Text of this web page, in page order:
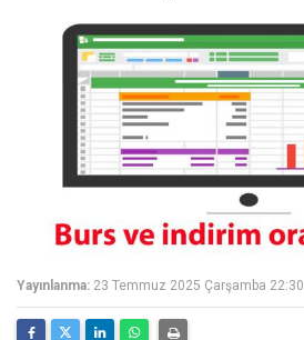
Yayınlanma: 23 Temmuz 2025 Çarşamba 22:30